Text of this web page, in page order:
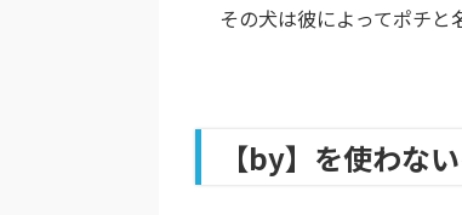
その犬は彼によってポチと
【by】を使わな